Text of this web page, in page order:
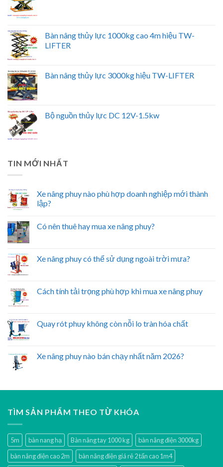
Bàn nâng thủy lực 1000kg cao 4m hiệu TW-
LIFTER
Bàn nâng thủy lực 3000kg hiệu TW-LIFTER
Bộ nguồn thủy lực DC 12V-1.5kw
TIN MỚI NHẤT
Xe nâng phuy nào phù hợp doanh nghiệp mới thành
lập?
Có nên thuê hay mua xe nâng phuy?
Xe nâng phuy có thể sử dụng ngoài trời mưa?
Cách tính tải trọng phù hợp khi mua xe nâng phuy
Quay rót phuy không còn nỗi lo tràn hóa chất
Xe nâng phuy nào bán chạy nhất năm 2026?
TÌM SẢN PHẨM THEO TỪ KHÓA
5m bàn nang hạ Bàn nâng tay 1000 kg
bàn nâng điện 3000kg
bàn nâng điện cao 2m
bàn nâng điện giá rẻ 2 tấn cao 1m4